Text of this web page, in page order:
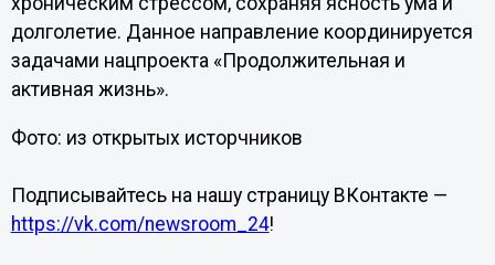
долголетие. Данное направление координируется
задачами нацпроекта «Продолжительная и
активная жизнь».
Фото: из открытых исторчников
Подписывайтесь на нашу страницу ВКонтакте —
https://vk.com/newsroom_24!